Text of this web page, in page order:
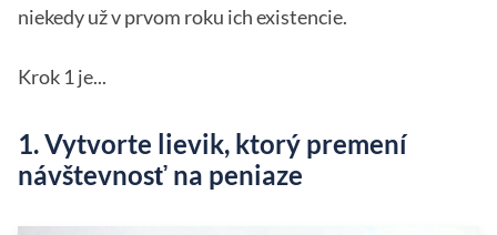
niekedy už v prvom roku ich existencie.
Krok 1 je...
1. Vytvorte lievik, ktorý premení
návštevnosť na peniaze